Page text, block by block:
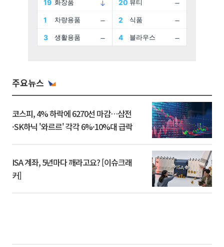
주요뉴스
코스피, 4% 하락에 6270선 마감…삼전
·SK하닉 '와르르' 각각 6%·10%대 급락
ISA 계좌, 5년마다 깨라고요? [이슈크래
커]